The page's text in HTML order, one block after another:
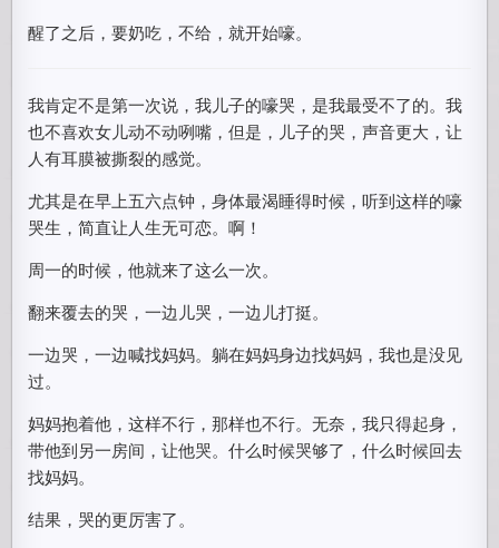
醒了之后，要奶吃，不给，就开始嚎。
我肯定不是第一次说，我儿子的嚎哭，是我最受不了的。我
也不喜欢女儿动不动咧嘴，但是，儿子的哭，声音更大，让
人有耳膜被撕裂的感觉。
尤其是在早上五六点钟，身体最渴睡得时候，听到这样的嚎
哭生，简直让人生无可恋。啊！
周一的时候，他就来了这么一次。
翻来覆去的哭，一边儿哭，一边儿打挺。
一边哭，一边喊找妈妈。躺在妈妈身边找妈妈，我也是没见
过。
妈妈抱着他，这样不行，那样也不行。无奈，我只得起身，
带他到另一房间，让他哭。什么时候哭够了，什么时候回去
找妈妈。
结果，哭的更厉害了。